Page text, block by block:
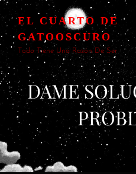
EL CUARTO DE
GATOOSCURO
Todo Tiene Una Razón De Ser
DAME